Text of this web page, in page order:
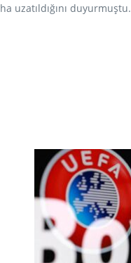
uzatıldığını duyurmuştu.